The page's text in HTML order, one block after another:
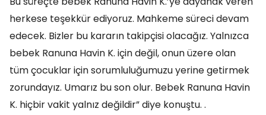
herkese teşekkür ediyoruz. Mahkeme süreci devam
edecek. Bizler bu kararın takipçisi olacağız. Yalnızca
bebek Ranuna Havin K. için değil, onun üzere olan
tüm çocuklar için sorumluluğumuzu yerine getirmek
zorundayız. Umarız bu son olur. Bebek Ranuna Havin
K. hiçbir vakit yalnız değildir” diye konuştu. .